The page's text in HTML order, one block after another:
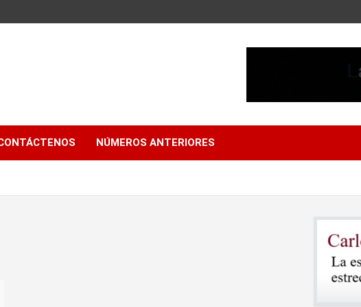
NÚMEROS ANTERIORES